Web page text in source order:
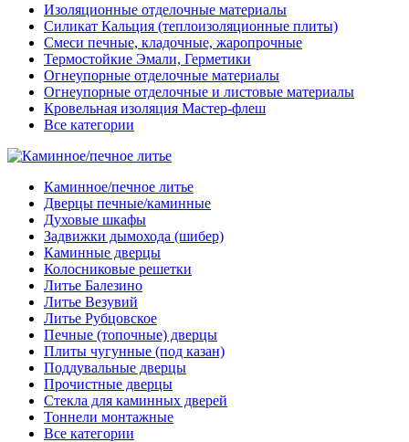
Изоляционные отделочные материалы
Силикат Кальция (теплоизоляционные плиты)
Смеси печные, кладочные, жаропрочные
Термостойкие Эмали, Герметики
Огнеупорные отделочные материалы
Огнеупорные отделочные и листовые материалы
Кровельная изоляция Мастер-флеш
Все категории
Каминное/печное литье
Дверцы печные/каминные
Духовые шкафы
Задвижки дымохода (шибер)
Каминные дверцы
Колосниковые решетки
Литье Балезино
Литье Везувий
Литье Рубцовское
Печные (топочные) дверцы
Плиты чугунные (под казан)
Поддувальные дверцы
Прочистные дверцы
Стекла для каминных дверей
Тоннели монтажные
Все категории